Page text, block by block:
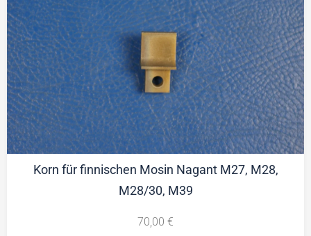
Korn für finnischen Mosin Nagant M27, M28,
M28/30, M39
70,00 €